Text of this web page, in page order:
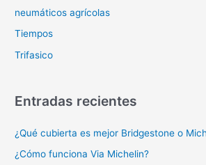
neumáticos agrícolas
Tiempos
Trifasico
Entradas recientes
¿Qué cubierta es mejor Bridgestone o
¿Cómo funciona Via Michelin?